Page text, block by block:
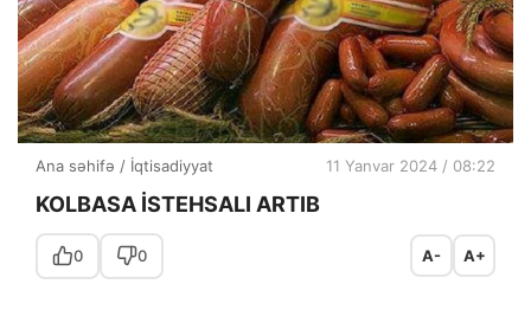
Ana səhifə / İqtisadiyyat 11 Yanvar 2024 / 08:22
KOLBASA İSTEHSALI ARTIB
0 0 A- A+